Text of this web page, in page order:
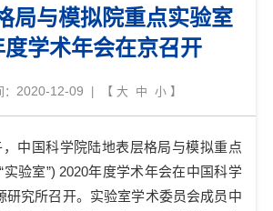
局与模拟院重点实验室
度学术年会在京召开
2020-12-09 | 【 大 中 小】
，中国科学院陆地表层格局与模拟重点
“实验室”) 2020年度学术年会在中国科学
研究所召开。实验室学术委员会成员 中